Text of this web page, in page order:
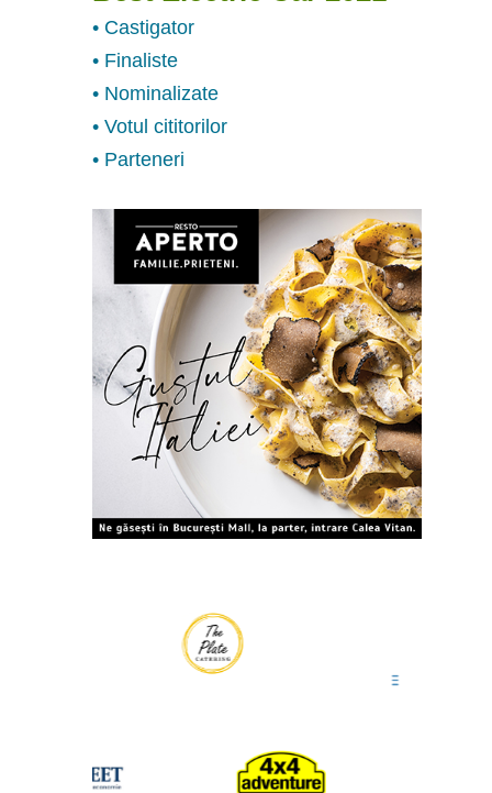
• Castigator
• Finaliste
• Nominalizate
• Votul cititorilor
• Parteneri